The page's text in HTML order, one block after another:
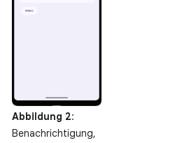
Abbildung 2:
Benachrichtigung,